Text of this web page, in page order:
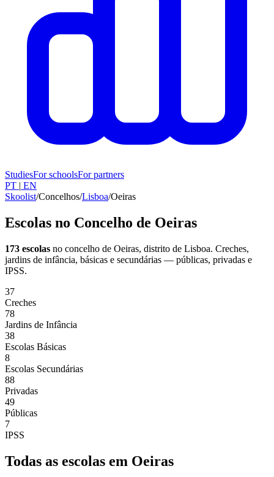
StudiesFor schoolsFor partners
PT | EN
Skoolist/Concelhos/Lisboa/Oeiras
Escolas no Concelho de Oeiras
173 escolas no concelho de Oeiras, distrito de Lisboa. Creches,
jardins de infância, básicas e secundárias — públicas, privadas e
IPSS.
37
Creches
78
Jardins de Infância
38
Escolas Básicas
8
Escolas Secundárias
88
Privadas
49
Públicas
7
IPSS
Todas as escolas em Oeiras